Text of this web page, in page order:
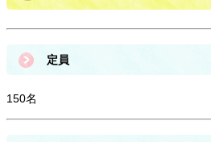
定員
150名